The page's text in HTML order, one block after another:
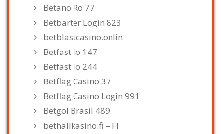
Betano Ro 77
Betbarter Login 823
betblastcasino.onlin
Betfast Io 147
Betfast Io 244
Betflag Casino 37
Betflag Casino Login 991
Betgol Brasil 489
bethallkasino.fi – FI